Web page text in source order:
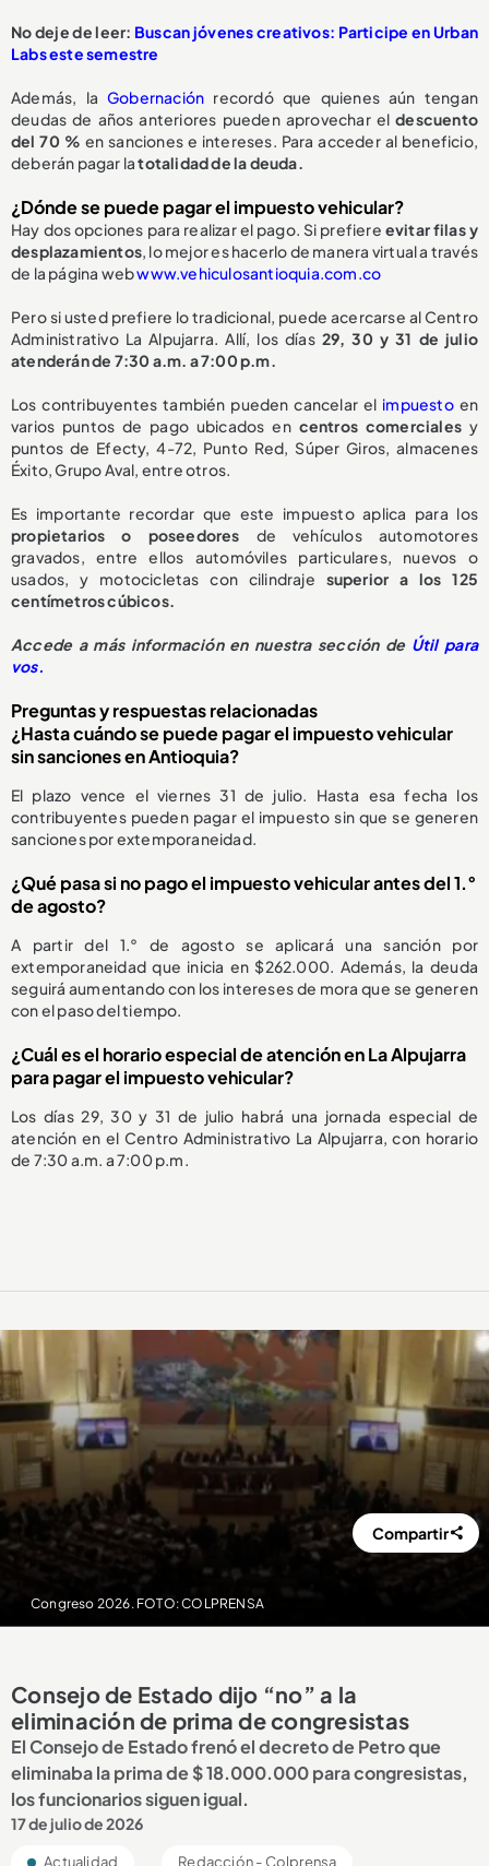
No deje de leer: Buscan jóvenes creativos: Participe en Urban
Labs este semestre
Además, laGobernación recordó que quienes aún tengan
deudas de años anteriores pueden aprovechar eldescuento
del 70 % en sanciones e intereses. Para acceder al beneficio,
deberán pagar latotalidad de la deuda.
¿Dónde se puede pagar el impuesto vehicular?
Hay dos opciones para realizar el pago. Si prefiere evitar filas y
desplazamientos, lo mejor es hacerlo de manera virtual a través
de la página webwww.vehiculosantioquia.com.co
Pero si usted prefiere lo tradicional, puede acercarse al Centro
Administrativo La Alpujarra. Allí, los días 29, 30 y 31 de julio
atenderán de 7:30 a.m. a 7:00 p.m.
Los contribuyentes también pueden cancelar el impuesto en
varios puntos de pago ubicados en centros comerciales y
puntos de Efecty, 4-72, Punto Red, Súper Giros, almacenes
Éxito, Grupo Aval, entre otros.
Es importante recordar que este impuesto aplica para los
propietarios o poseedores de vehículos automotores
gravados, entre ellos automóviles particulares, nuevos o
usados, y motocicletas con cilindraje superior a los 125
centímetros cúbicos.
Accede a más información en nuestra sección de Útil para
vos.
Preguntas y respuestas relacionadas
¿Hasta cuándo se puede pagar el impuesto vehicular
sin sanciones en Antioquia?
El plazo vence el viernes 31 de julio. Hasta esa fecha los
contribuyentes pueden pagar el impuesto sin que se generen
sanciones por extemporaneidad.
¿Qué pasa si no pago el impuesto vehicular antes del 1.°
de agosto?
A partir del 1.° de agosto se aplicará una sanción por
extemporaneidad que inicia en $262.000. Además, la deuda
seguirá aumentando con los intereses de mora que se generen
con el paso del tiempo.
¿Cuál es el horario especial de atención en La Alpujarra
para pagar el impuesto vehicular?
Los días 29, 30 y 31 de julio habrá una jornada especial de
atención en el Centro Administrativo La Alpujarra, con horario
de 7:30 a.m. a 7:00 p.m.
Congreso 2026. FOTO: COLPRENSA
Compartir
Consejo de Estado dijo “no” a la
eliminación de prima de congresistas
El Consejo de Estado frenó el decreto de Petro que
eliminaba la prima de $ 18.000.000 para congresistas,
los funcionarios siguen igual.
17 de julio de 2026
Actualidad Redacción - Colprensa